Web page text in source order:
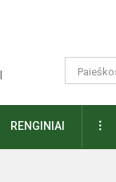
RENGINIAI